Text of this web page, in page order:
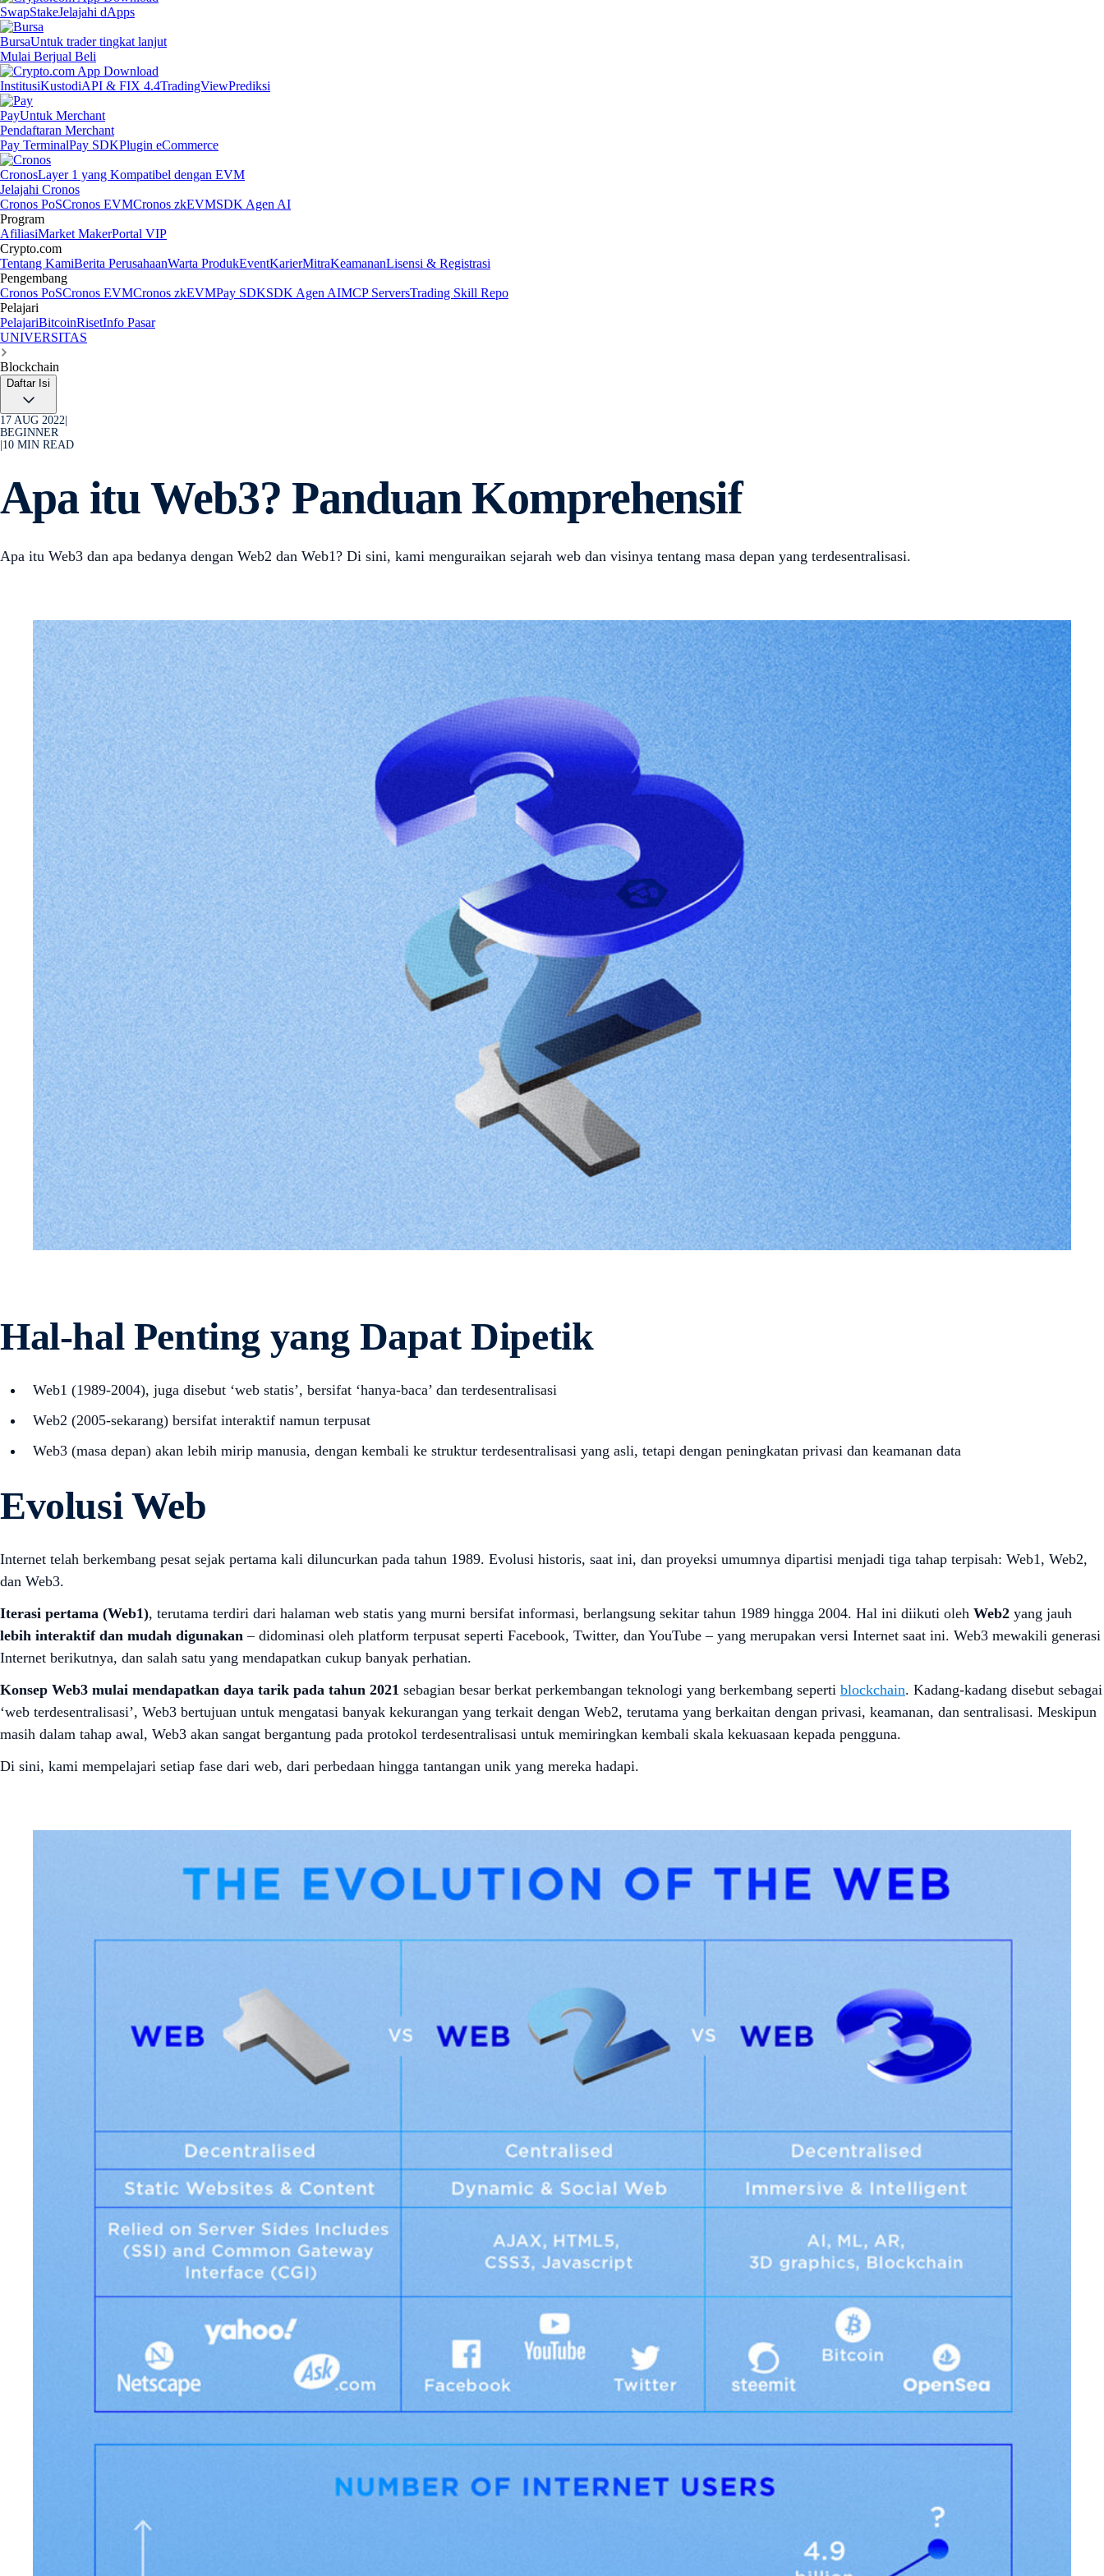
SwapStakeJelajahi dApps
BursaUntuk trader tingkat lanjut
Mulai Berjual Beli
InstitusiKustodiAPI & FIX 4.4TradingViewPrediksi
PayUntuk Merchant
Pendaftaran Merchant
Pay TerminalPay SDKPlugin eCommerce
CronosLayer 1 yang Kompatibel dengan EVM
Jelajahi Cronos
Cronos PoSCronos EVMCronos zkEVMSDK Agen AI
Program
AfiliasiMarket MakerPortal VIP
Crypto.com
Tentang KamiBerita PerusahaanWarta ProdukEventKarierMitraKeamananLisensi & Registrasi
Pengembang
Cronos PoSCronos EVMCronos zkEVMPay SDKSDK Agen AIMCP ServersTrading Skill Repo
Pelajari
PelajariBitcoinRisetInfo Pasar
UNIVERSITAS
Blockchain
Daftar Isi
17 AUG 2022
BEGINNER
10 MIN READ
Apa itu Web3? Panduan Komprehensif
Apa itu Web3 dan apa bedanya dengan Web2 dan Web1? Di sini, kami menguraikan sejarah web dan visinya tentang masa depan yang terdesentralisasi.
Hal-hal Penting yang Dapat Dipetik
Web1 (1989-2004), juga disebut ‘web statis’, bersifat ‘hanya-baca’ dan terdesentralisasi
Web2 (2005-sekarang) bersifat interaktif namun terpusat
Web3 (masa depan) akan lebih mirip manusia, dengan kembali ke struktur terdesentralisasi yang asli, tetapi dengan peningkatan privasi dan keamanan data
Evolusi Web
Internet telah berkembang pesat sejak pertama kali diluncurkan pada tahun 1989. Evolusi historis, saat ini, dan proyeksi umumnya dipartisi menjadi tiga tahap terpisah: Web1, Web2,
dan Web3.
Iterasi pertama (Web1), terutama terdiri dari halaman web statis yang murni bersifat informasi, berlangsung sekitar tahun 1989 hingga 2004. Hal ini diikuti oleh Web2 yang jauh
lebih interaktif dan mudah digunakan – didominasi oleh platform terpusat seperti Facebook, Twitter, dan YouTube – yang merupakan versi Internet saat ini. Web3 mewakili generasi
Internet berikutnya, dan salah satu yang mendapatkan cukup banyak perhatian.
Konsep Web3 mulai mendapatkan daya tarik pada tahun 2021 sebagian besar berkat perkembangan teknologi yang berkembang seperti blockchain. Kadang-kadang disebut sebagai
‘web terdesentralisasi’, Web3 bertujuan untuk mengatasi banyak kekurangan yang terkait dengan Web2, terutama yang berkaitan dengan privasi, keamanan, dan sentralisasi. Meskipun
masih dalam tahap awal, Web3 akan sangat bergantung pada protokol terdesentralisasi untuk memiringkan kembali skala kekuasaan kepada pengguna.
Di sini, kami mempelajari setiap fase dari web, dari perbedaan hingga tantangan unik yang mereka hadapi.